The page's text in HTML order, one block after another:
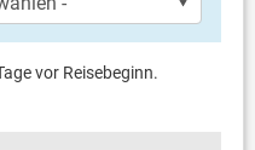
vor Reisebeginn.